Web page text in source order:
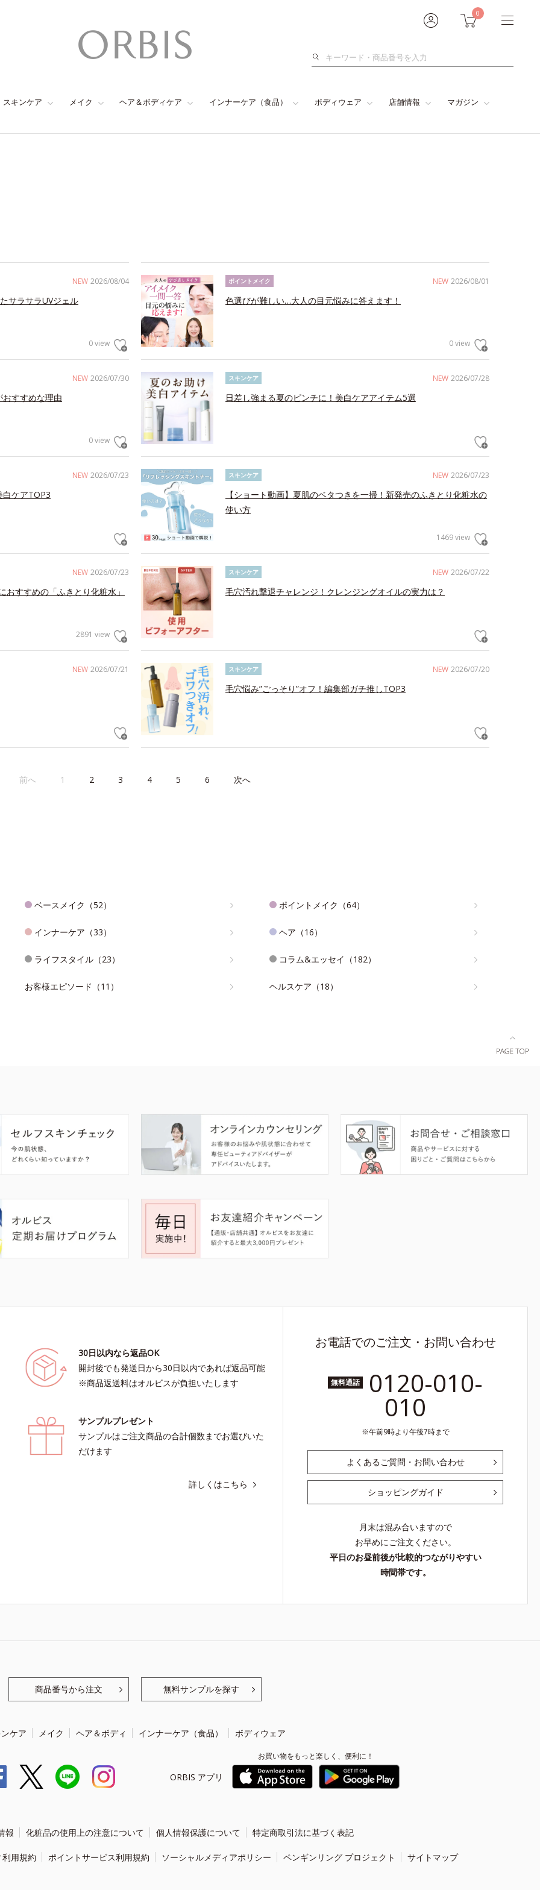
0
検
スキンケア メイク ヘア＆ボディケア インナーケア（食品） ボディウェア 店舗情報 マガジン
NEW 2026/08/04
サラサラUVジェル
0 view
NEW 2026/08/01
ポイントメイク
色選びが難しい…大人の目元悩みに答えます！
0 view
NEW 2026/07/30
すすめな理由
0 view
NEW 2026/07/28
スキンケア
日差し強まる夏のピンチに！美白ケアアイテム5選
NEW 2026/07/23
ケアTOP3
NEW 2026/07/23
スキンケア
【ショート動画】夏肌のベタつきを一掃！新発売のふきとり化粧水の
使い方
1469 view
NEW 2026/07/23
すすめの「ふきとり化粧水」
2891 view
NEW 2026/07/22
スキンケア
毛穴汚れ撃退チャレンジ！クレンジングオイルの実力は？
NEW 2026/07/21 NEW 2026/07/20
スキンケア
毛穴悩み”ごっそり”オフ！編集部ガチ推しTOP3
前へ 1 2 3 4 5 6 次へ
ベースメイク（52） ポイントメイク（64）
インナーケア（33） ヘア（16）
ライフスタイル（23） コラム&エッセイ（182）
お客様エピソード（11） ヘルスケア（18）
30日以内なら返品OK
開封後でも発送日から30日以内であれば返品可能
※商品返送料はオルビスが負担いたします
サンプルプレゼント
サンプルはご注文商品の合計個数までお選びいた
だけます
詳しくはこちら
お電話でのご注文・お問い合わせ
無料通話 0120-010-
010
午前9時より午後7時まで
よくあるご質問・お問い合わせ
ショッピングガイド
月末は混み合いますので
お早めにご注文ください。
平日のお昼前後が比較的つながりやすい
時間帯です。
商品番号から注文 無料サンプルを探す
ケア メイク ヘア＆ボディ インナーケア（食品） ボディウェア
ORBIS アプリ
お買い物をもっと楽しく、便利に！
報 化粧品の使用上の注意について 個人情報保護について 特定商取引法に基づく表記
用規約 ポイントサービス利用規約 ソーシャルメディアポリシー ペンギンリング プロジェクト サイトマップ